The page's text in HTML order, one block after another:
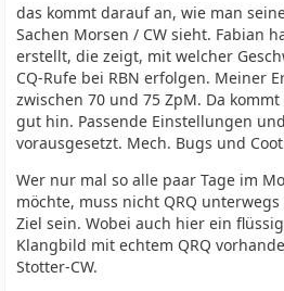
das kommt darauf an, wie man
Sachen Morsen / CW sieht. Fabian
erstellt, die zeigt, mit welcher
CQ-Rufe bei RBN erfolgen. Meiner
zwischen 70 und 75 ZpM. Da
gut hin. Passende Einstellungen
vorausgesetzt. Mech. Bugs und
Wer nur mal so alle paar Tage im
möchte, muss nicht QRQ
Ziel sein. Wobei auch hier ein
Klangbild mit echtem QRQ
Stotter-CW.